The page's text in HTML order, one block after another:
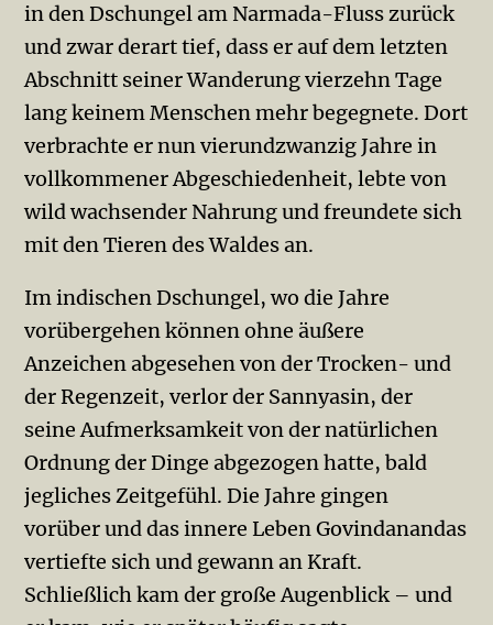
in den Dschungel am Narmada-Fluss zurück
und zwar derart tief, dass er auf dem letzten
Abschnitt seiner Wanderung vierzehn Tage
lang keinem Menschen mehr begegnete. Dort
verbrachte er nun vierundzwanzig Jahre in
vollkommener Abgeschiedenheit, lebte von
wild wachsender Nahrung und freundete sich
mit den Tieren des Waldes an.
Im indischen Dschungel, wo die Jahre
vorübergehen können ohne äußere
Anzeichen abgesehen von der Trocken- und
der Regenzeit, verlor der Sannyasin, der
seine Aufmerksamkeit von der natürlichen
Ordnung der Dinge abgezogen hatte, bald
jegliches Zeitgefühl. Die Jahre gingen
vorüber und das innere Leben Govindanandas
vertiefte sich und gewann an Kraft.
Schließlich kam der große Augenblick – und